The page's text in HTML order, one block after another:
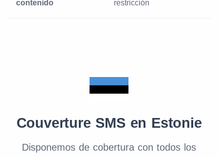
contenido
restricción
Couverture SMS en Estonie
Disponemos de cobertura con todos los